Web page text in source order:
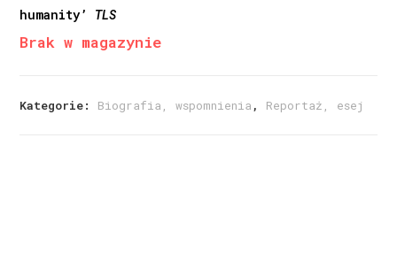
humanity’ TLS
Brak w magazynie
Kategorie: Biografia, wspomnienia , Reportaż, esej